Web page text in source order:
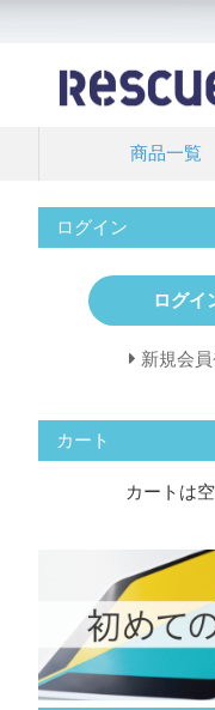
商品一覧
ログイン
ログイ
新規会
カート
カートは